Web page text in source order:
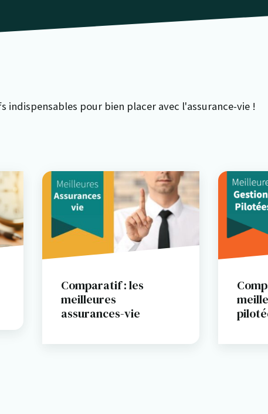
indispensables pour bien placer avec l'assurance-vie !
Comparatif : les
meilleures
assurances-vie